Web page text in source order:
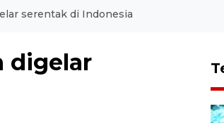
serentak di Indonesia
digelar